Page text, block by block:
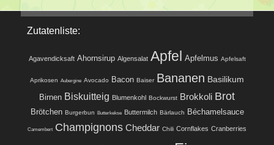
Zutatenliste:
Agavendicksaft Ahornsirup Algensalat Apfel Apfelmus Apfelsaft
Aprikosen Aubergine Avocado Bacon Baiser Bananen Basilikum
Birnen Biskuitteig Blumenkohl Bockwurst Brokkoli Brot
Brötchen Burgerbun Butterkekse Buttermilch Bärlauch Béchamelsauce
Camembert Champignons Cheddar Chili Cornflakes Cranberries